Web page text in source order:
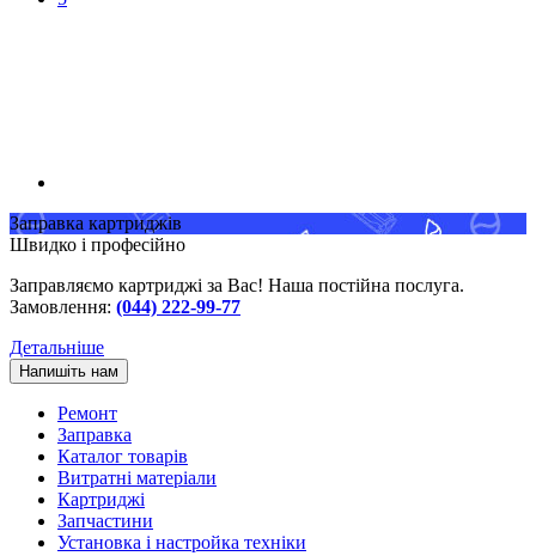
Заправка картриджів
Швидко і професійно
Заправляємо картриджі за Вас! Наша постійна послуга.
Замовлення: (044) 222-99-77
Детальніше
Напишіть нам
Ремонт
Заправка
Каталог товарів
Витратні матеріали
Картриджі
Запчастини
Установка і настройка техніки